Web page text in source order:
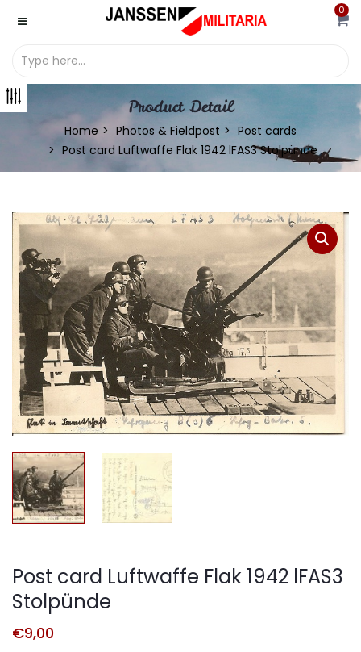
0
Product Detail
Home Photos & Fieldpost
Post cards
Post card Luftwaffe Flak 1942 lFAS3 Stolpünde
Post card Luftwaffe Flak 1942 lFAS3
Stolpünde
€9,00